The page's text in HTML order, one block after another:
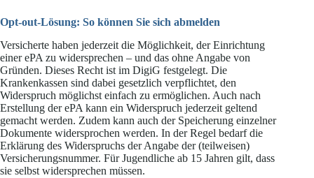
Opt-out-Lösung: So können Sie sich abmelden
Versicherte haben jederzeit die Möglichkeit, der Einrichtung
einer ePA zu widersprechen – und das ohne Angabe von
Gründen. Dieses Recht ist im DigiG festgelegt. Die
Krankenkassen sind dabei gesetzlich verpflichtet, den
Widerspruch möglichst einfach zu ermöglichen. Auch nach
Erstellung der ePA kann ein Widerspruch jederzeit geltend
gemacht werden. Zudem kann auch der Speicherung einzelner
Dokumente widersprochen werden. In der Regel bedarf die
Erklärung des Widerspruchs der Angabe der (teilweisen)
Versicherungsnummer. Für Jugendliche ab 15 Jahren gilt, dass
sie selbst widersprechen müssen.